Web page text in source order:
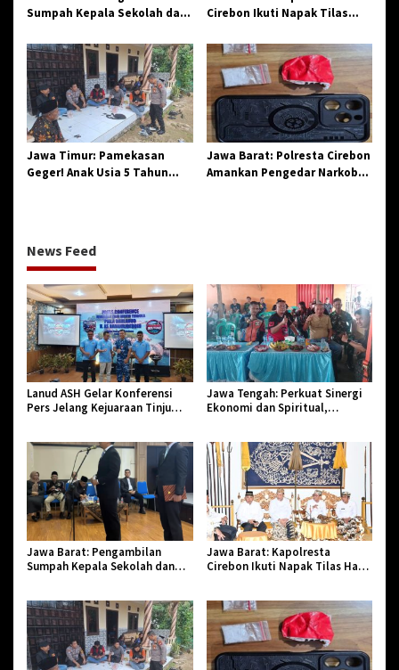
Sumpah Kepala Sekolah dan
Penegasan Integritas
Aparatur Pendidikan dan
Birokrasi
Cirebon Ikuti Napak Tilas
Sinergi dan Pelestarian
Sejarah
Jawa Timur: Pamekasan
Geger! Anak Usia 5 Tahun
Jawa Barat: Polresta Cirebon
Amankan Pengedar Narkoba
News Feed
Lanud ASH Gelar Konferensi
Pers Jelang Kejuaraan Tinju
Jawa Tengah: Perkuat Sinergi
Ekonomi dan Spiritual,
Jawa Barat: Pengambilan
Sumpah Kepala Sekolah dan
Pendidikan dan Birokrasi
Jawa Barat: Kapolresta
Cirebon Ikuti Napak Tilas Hari